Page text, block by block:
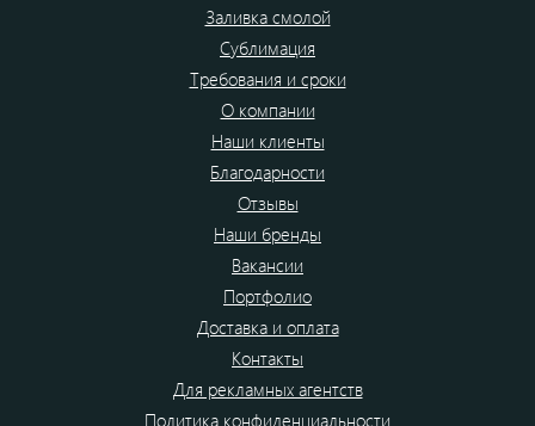
Заливка смолой
Сублимация
Требования и сроки
О компании
Наши клиенты
Благодарности
Отзывы
Наши бренды
Вакансии
Портфолио
Доставка и оплата
Контакты
Для рекламных агентств
Политика конфиденциальности